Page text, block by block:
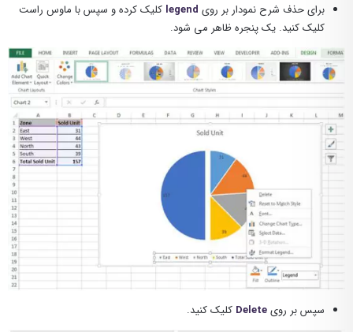
برای حذف شرح نمودار بر روی legend کلیک کرده و سپس با ماوس راست
کلیک کنید. یک پنجره ظاهر می شود.
سپس بر رویDelete کلیک کنید.